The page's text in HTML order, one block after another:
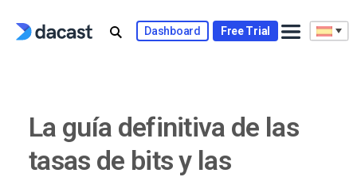
Dashboard Free Trial
La guía definitiva de las
tasas de bits y las